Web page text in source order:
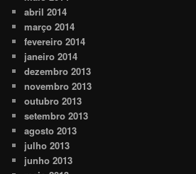
abril 2014
março 2014
fevereiro 2014
janeiro 2014
dezembro 2013
novembro 2013
outubro 2013
setembro 2013
agosto 2013
julho 2013
junho 2013